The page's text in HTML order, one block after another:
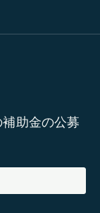
助金の公募